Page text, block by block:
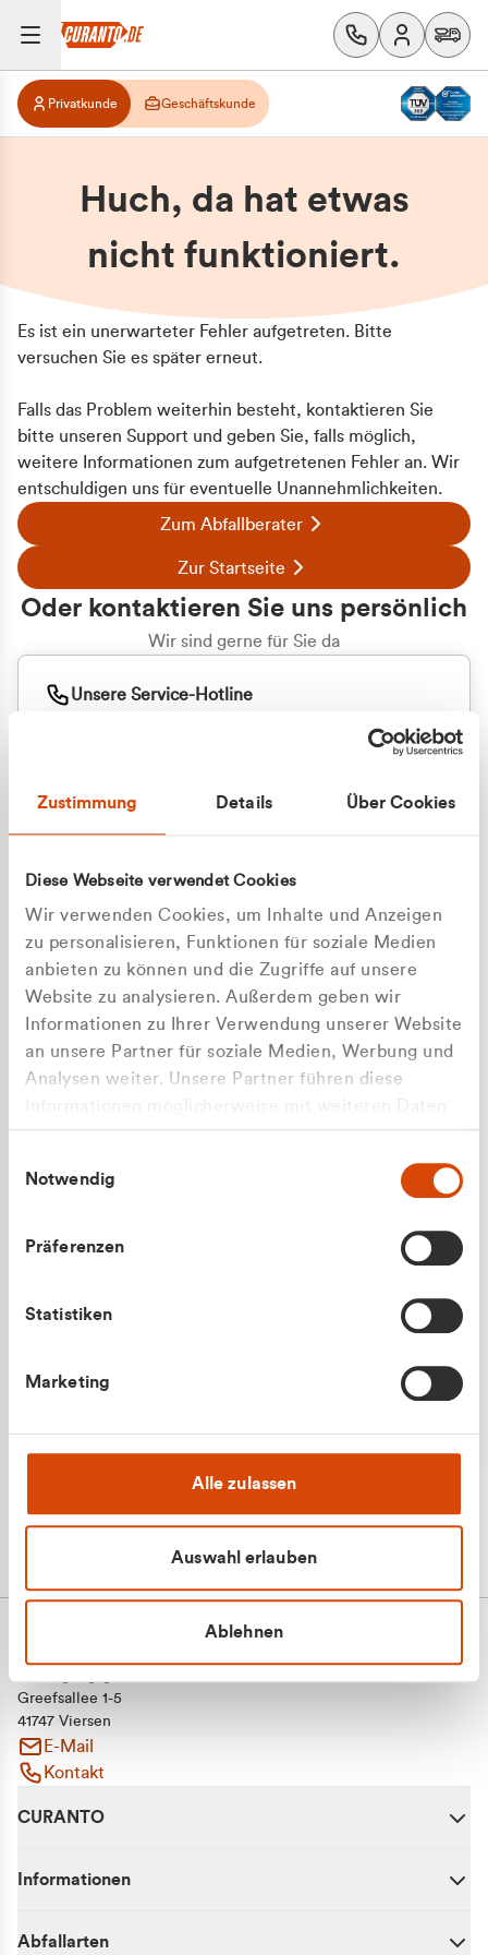
Zustimmung Details Über Cookies
Diese Webseite verwendet Cookies
Wir verwenden Cookies, um Inhalte und Anzeigen
zu personalisieren, Funktionen für soziale Medien
anbieten zu können und die Zugriffe auf unsere
Website zu analysieren. Außerdem geben wir
Informationen zu Ihrer Verwendung unserer Website
an unsere Partner für soziale Medien, Werbung und
Analysen weiter. Unsere Partner führen diese
gesammelt haben.
Notwendig
Präferenzen
Statistiken
Marketing
Alle zulassen
Auswahl erlauben
Ablehnen
Privatkunde Geschäftskunde
Huch, da hat etwas
nicht funktioniert.
Es ist ein unerwarteter Fehler aufgetreten. Bitte
versuchen Sie es später erneut.
Falls das Problem weiterhin besteht, kontaktieren Sie
bitte unseren Support und geben Sie, falls möglich,
weitere Informationen zum aufgetretenen Fehler an. Wir
entschuldigen uns für eventuelle Unannehmlichkeiten.
Zum Abfallberater
Zur Startseite
Oder kontaktieren Sie uns persönlich
Wir sind gerne für Sie da
Unsere Service-Hotline
+49 177 8376058
Apilash Balanesan
Greefsallee 1-5
41747 Viersen
E-Mail
Kontakt
CURANTO
Informationen
Abfallarten